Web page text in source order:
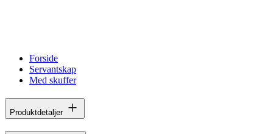
Forside
Servantskap
Med skuffer
Produktdetaljer